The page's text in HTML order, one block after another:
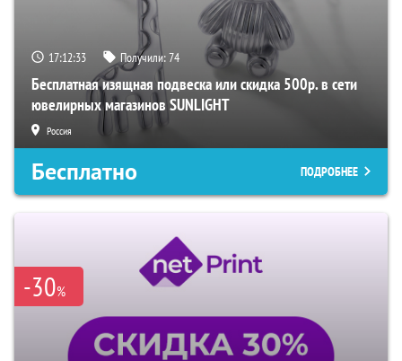
17:12:32 Получили:74
Бесплатная изящная подвеска или скидка 500р. в сети
ювелирных магазинов SUNLIGHT
Россия
Бесплатно ПОДРОБНЕЕ
-30%